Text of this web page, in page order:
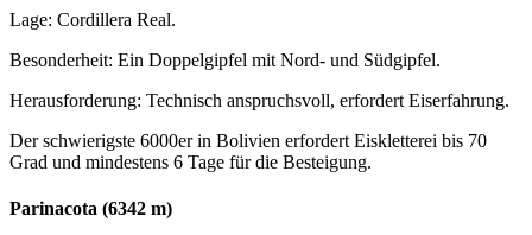
Lage: Cordillera Real.
Besonderheit: Ein Doppelgipfel mit Nord- und Südgipfel.
Herausforderung: Technisch anspruchsvoll, erfordert Eiserfahrung.
Der schwierigste 6000er in Bolivien erfordert Eiskletterei bis 70
Grad und mindestens 6 Tage für die Besteigung.
Parinacota (6342 m)